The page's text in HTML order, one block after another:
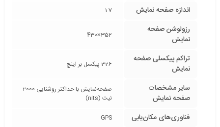
اندازه صفحه نمایش 1.7
رزولوشن صفحه
نمایش
352×430
تراکم پیکسلی صفحه
نمایش
326 پیکسل بر اینچ
سایر مشخصات
صفحه نمایش
صفحه‌نمایش با حداکثر روشنایی 2000
نیت (nits)
فناوری‌های مکان‌یابی GPS